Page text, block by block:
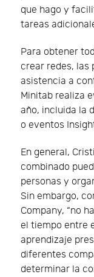
que hago y
tareas
Para obtener
crear redes, las
asistencia a
Minitab realiza
año, incluida la
o eventos
En general,
combinado
personas y
Sin embargo,
Company, “no
el tiempo entre
aprendizaje
diferentes
determinar la